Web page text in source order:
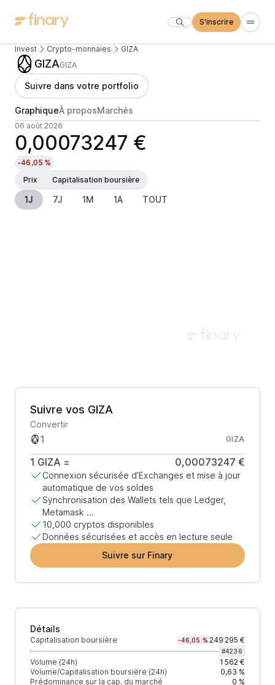
S'inscrire
Invest Crypto-monnaies GIZA
GIZAGIZA
Suivre dans votre portfolio
GraphiqueÀ proposMarchés
06 août 2026
0,00073247 €
-46,05 %
Prix
Capitalisation boursière
1J 7J 1M 1A TOUT
Suivre vos GIZA
Convertir
GIZA
1 GIZA = 0,00073247 €
Connexion sécurisée d’Exchanges et mise à jour
automatique de vos soldes
Synchronisation des Wallets tels que Ledger,
Metamask ...
10,000 cryptos disponibles
Données sécurisées et accès en lecture seule
Suivre sur Finary
Détails
Capitalisation boursière -46,05 % 249 295 €
#4236
Volume (24h)
1 562 €
Volume/Capitalisation boursière (24h)
0,63 %
Prédominance sur la cap. du marché
0 %